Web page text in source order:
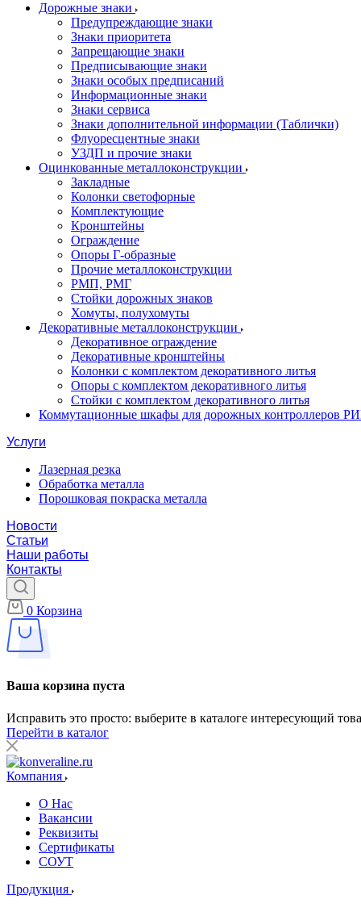
Дорожные знаки
Предупреждающие знаки
Знаки приоритета
Запрещающие знаки
Предписывающие знаки
Знаки особых предписаний
Информационные знаки
Знаки сервиса
Знаки дополнительной информации (Таблички)
Флуоресцентные знаки
УЗДП и прочие знаки
Оцинкованные металлоконструкции
Закладные
Колонки светофорные
Комплектующие
Кронштейны
Ограждение
Опоры Г-образные
Прочие металлоконструкции
РМП, РМГ
Стойки дорожных знаков
Хомуты, полухомуты
Декоративные металлоконструкции
Декоративное ограждение
Декоративные кронштейны
Колонки с комплектом декоративного литья
Опоры с комплектом декоративного литья
Стойки с комплектом декоративного литья
Коммутационные шкафы для дорожных контроллеров
Услуги
Лазерная резка
Обработка металла
Порошковая покраска металла
Новости
Статьи
Наши работы
Контакты
0 Корзина
Ваша корзина пуста
Исправить это просто: выберите в каталоге интересующий
Перейти в каталог
Компания
О Нас
Вакансии
Реквизиты
Сертификаты
СОУТ
Продукция